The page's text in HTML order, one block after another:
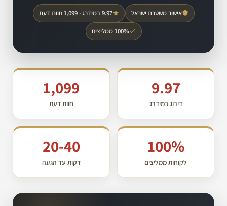
אישור משטרת ישראל 9.97 במידרג · 1,099 חוות דעת
100% ממליצים
9.97
דירוג במידרג
1,099
חוות דעת
100%
לקוחות ממליצים
20-40
דקות עד הגעה